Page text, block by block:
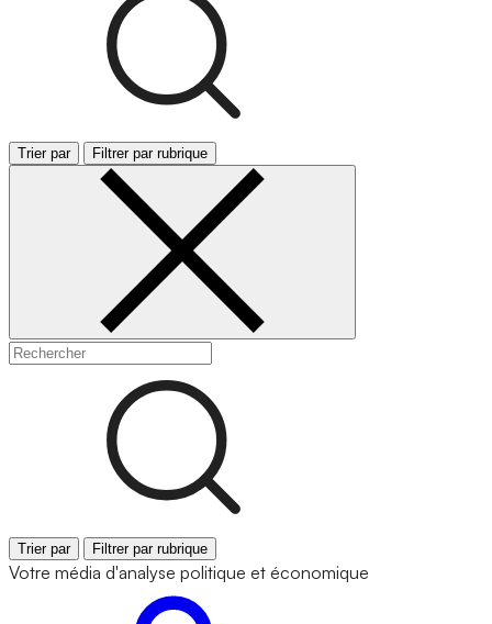
Trier par Filtrer par rubrique
Trier par Filtrer par rubrique
Votre média d'analyse politique et économique